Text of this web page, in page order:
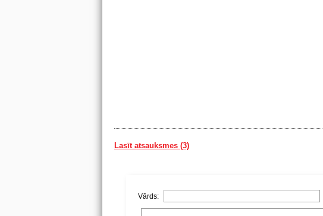
Lasīt atsauksmes (3)
Vārds: